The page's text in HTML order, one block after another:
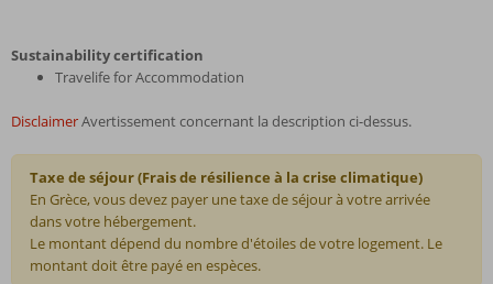
Sustainability certification
Travelife for Accommodation
DisclaimerAvertissement concernant la description ci-dessus.
Taxe de séjour (Frais de résilience à la crise climatique)
En Grèce, vous devez payer une taxe de séjour à votre arrivée
dans votre hébergement.
Le montant dépend du nombre d'étoiles de votre logement. Le
montant doit être payé en espèces.